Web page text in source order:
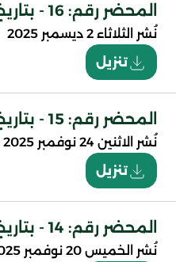
المحضر رقم: 16 - بتاريخ: 02/12/2025
نُشر
الثلاثاء 2 ديسمبر 2025
تنزيل
المحضر رقم: 15 - بتاريخ: 24/11/2025
نُشر الاثنين 24 نوفمبر 2025
تنزيل
المحضر رقم: 14 - بتاريخ: 20/11/2025
نُشر
الخميس 20 نوفمبر 2025